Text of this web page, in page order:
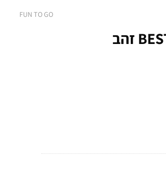
FUN TO GO